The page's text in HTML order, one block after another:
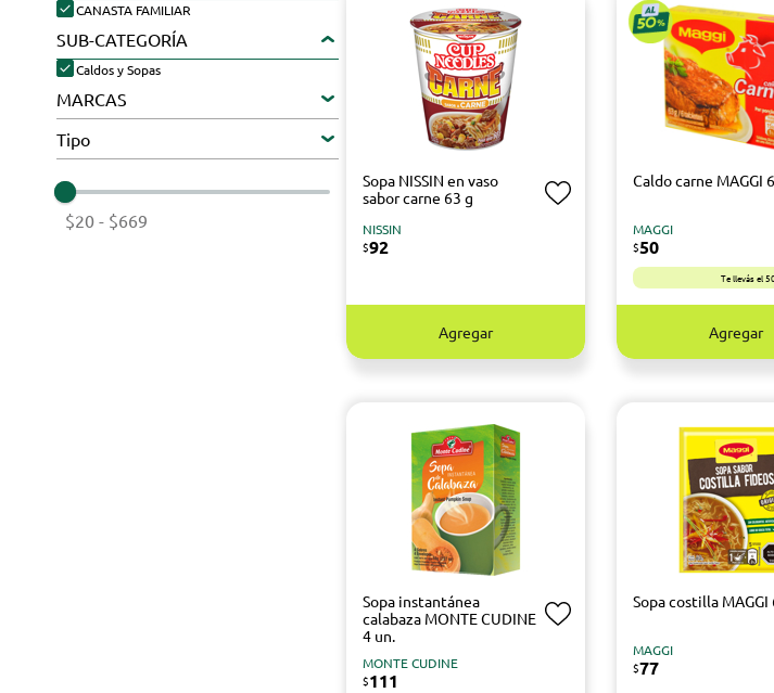
CANASTA FAMILIAR
SUB-CATEGORÍA
Caldos y Sopas
MARCAS
Tipo
$20 - $669
Sopa NISSIN en vaso
sabor carne 63 g
NISSIN
$92
Agregar
Caldo carne MAGGI
MAGGI
$50
Te llevás el
Agregar
Sopa instantánea
calabaza MONTE CUDINE
4 un.
MONTE CUDINE
$111
Sopa costilla MAGGI
MAGGI
$77